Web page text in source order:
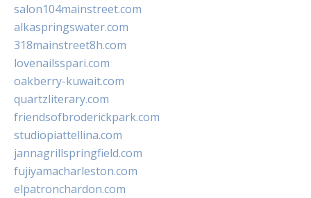
salon104mainstreet.com
alkaspringswater.com
318mainstreet8h.com
lovenailsspari.com
oakberry-kuwait.com
quartzliterary.com
friendsofbroderickpark.com
studiopiattellina.com
jannagrillspringfield.com
fujiyamacharleston.com
elpatronchardon.com